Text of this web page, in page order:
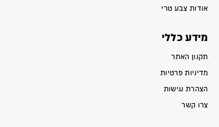
אודות צבע טרי
מידע כללי
תקנון האתר
מדיניות פרטיות
הצהרת נגישות
צרו קשר